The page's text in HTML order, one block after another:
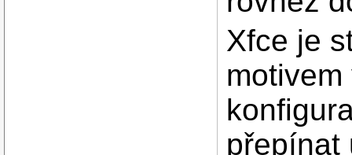
Xfce je
přepínat